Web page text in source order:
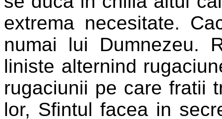
extrema necesitate.
numai lui Dumnezeu.
liniste alternind
rugaciunii pe care fratii
lor, Sfintul facea in